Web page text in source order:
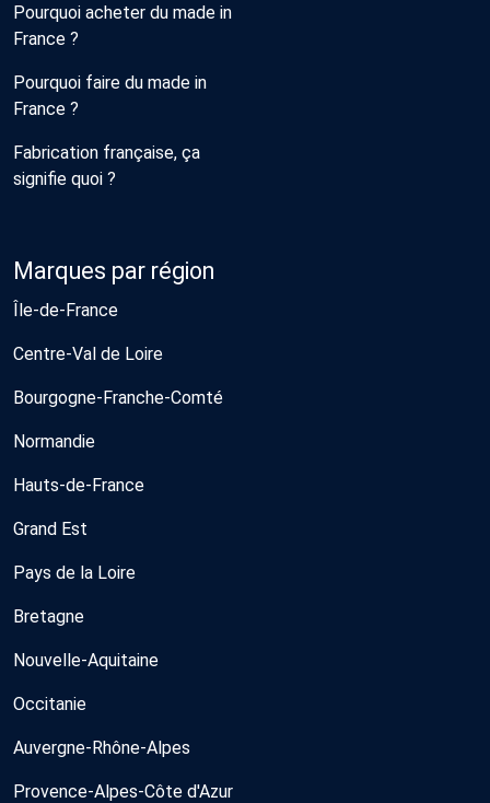
Pourquoi acheter du made in
France ?
Pourquoi faire du made in
France ?
Fabrication française, ça
signifie quoi ?
Marques par région
Île-de-France
Centre-Val de Loire
Bourgogne-Franche-Comté
Normandie
Hauts-de-France
Grand Est
Pays de la Loire
Bretagne
Nouvelle-Aquitaine
Occitanie
Auvergne-Rhône-Alpes
Provence-Alpes-Côte d'Azur